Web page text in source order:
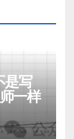
写
一样